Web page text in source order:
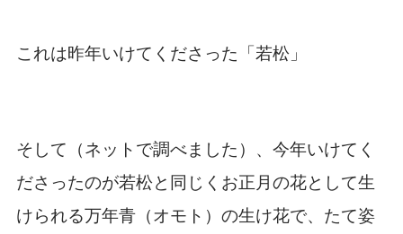
これは昨年いけてくださった「若松」
そして （ネットで調べました）、 今年いけてく
ださったのが若松と同じくお正月の花として生
けられる万年青（オモト）の生け花で、たて姿